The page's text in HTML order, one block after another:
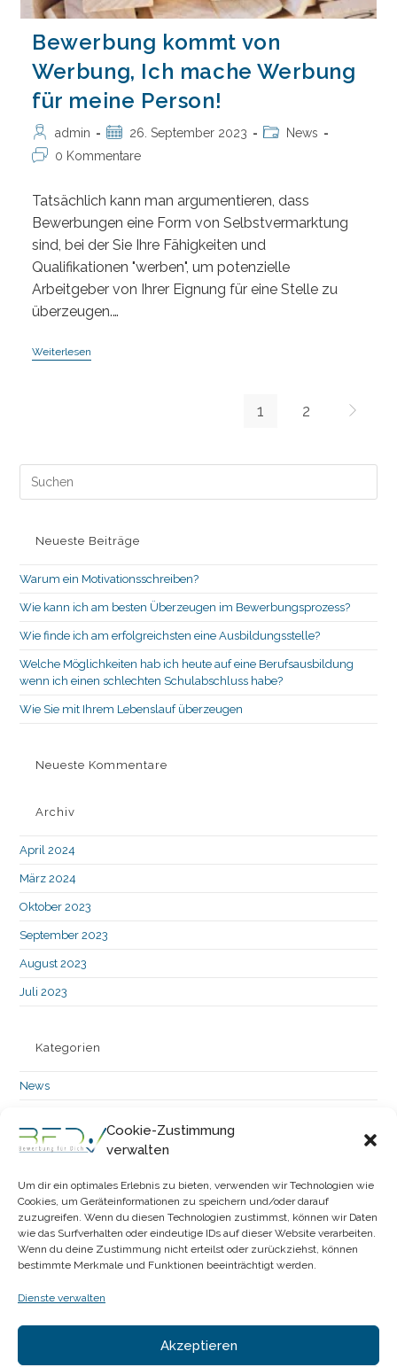
Cookie-Zustimmung
verwalten
Um dir ein optimales Erlebnis zu bieten, verwenden wir Technologien wie
Cookies, um Geräteinformationen zu speichern und/oder darauf
zuzugreifen. Wenn du diesen Technologien zustimmst, können wir Daten
wie das Surfverhalten oder eindeutige IDs auf dieser Website verarbeiten.
Wenn du deine Zustimmung nicht erteilst oder zurückziehst, können
bestimmte Merkmale und Funktionen beeinträchtigt werden.
Dienste verwalten
Akzeptieren
Bewerbung kommt von
Werbung, Ich mache Werbung
für meine Person!
Beitrags-
Autor:
admin
Beitrag
veröffentlicht:
26. September 2023
Beitrags-
News
Beitrags-0 Kommentare
Tatsächlich kann man argumentieren, dass
Bewerbungen eine Form von Selbstvermarktung
sind, bei der Sie Ihre Fähigkeiten und
Qualifikationen "werben", um potenzielle
Arbeitgeber von Ihrer Eignung für eine Stelle zu
überzeugen.…
WeiterlesenBewerbung
Meine
1 2 Gehe
Neueste Beiträge
Warum ein Motivationsschreiben?
Wie kann ich am besten Überzeugen im Bewerbungsprozess?
Wie finde ich am erfolgreichsten eine Ausbildungsstelle?
Welche Möglichkeiten hab ich heute auf eine Berufsausbildung
wenn ich einen schlechten Schulabschluss habe?
Wie Sie mit Ihrem Lebenslauf überzeugen
Neueste Kommentare
Archiv
April 2024
März 2024
Oktober 2023
September 2023
August 2023
Juli 2023
Kategorien
News
Uncategorized
Meta
Anmelden
Feed der Einträge
Kommentar-Feed